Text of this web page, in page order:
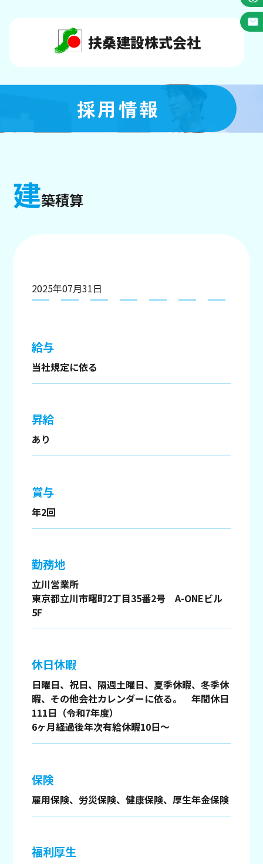
扶桑建設株式会社
採用情報
建築積算
2025年07月31日
給与
当社規定に依る
昇給
あり
賞与
年2回
勤務地
立川営業所
東京都立川市曙町2丁目35番2号 A-ONEビル
5F
休日休暇
日曜日、祝日、隔週土曜日、夏季休暇、冬季休
暇、その他会社カレンダーに依る。 年間休日
111日（令和7年度）
6ヶ月経過後年次有給休暇10日～
保険
雇用保険、労災保険、健康保険、厚生年金保険
福利厚生